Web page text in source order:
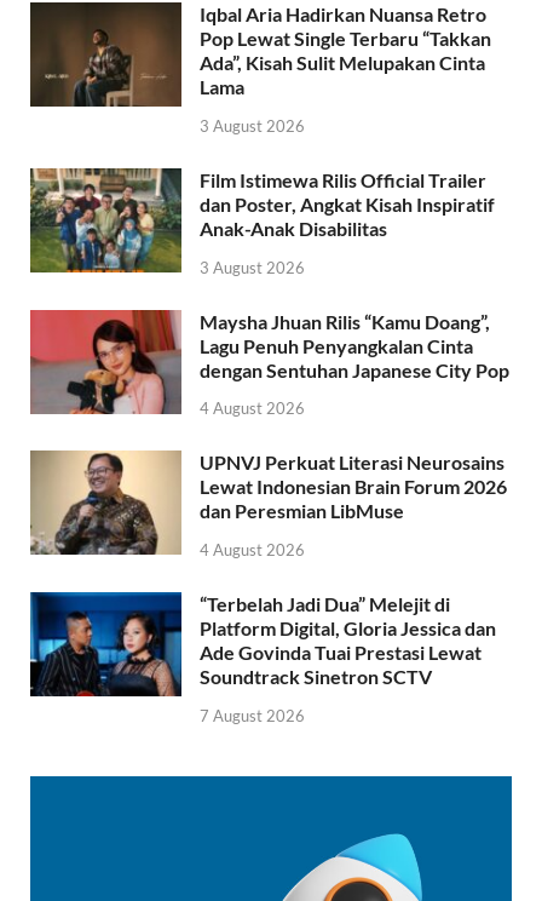
Iqbal Aria Hadirkan Nuansa Retro
Pop Lewat Single Terbaru “Takkan
Ada”, Kisah Sulit Melupakan Cinta
Lama
3 August 2026
Film Istimewa Rilis Official Trailer
dan Poster, Angkat Kisah Inspiratif
Anak-Anak Disabilitas
3 August 2026
Maysha Jhuan Rilis “Kamu Doang”,
Lagu Penuh Penyangkalan Cinta
dengan Sentuhan Japanese City Pop
4 August 2026
UPNVJ Perkuat Literasi Neurosains
Lewat Indonesian Brain Forum 2026
dan Peresmian LibMuse
4 August 2026
“Terbelah Jadi Dua” Melejit di
Platform Digital, Gloria Jessica dan
Ade Govinda Tuai Prestasi Lewat
Soundtrack Sinetron SCTV
7 August 2026